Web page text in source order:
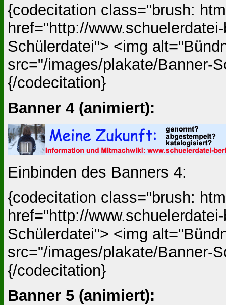
{codecitation class="brush:
href="http://
Schülerdatei"> <img
src="/images/plakate/Banner-
{/codecitation}
Banner 4 (animiert):
Einbinden des Banners 4:
{codecitation class="brush:
href="http://
Schülerdatei"> <img
src="/images/plakate/Banner-
{/codecitation}
Banner 5 (animiert):